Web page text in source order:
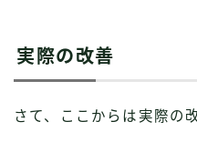
実際の改善
さて、ここからは実際の